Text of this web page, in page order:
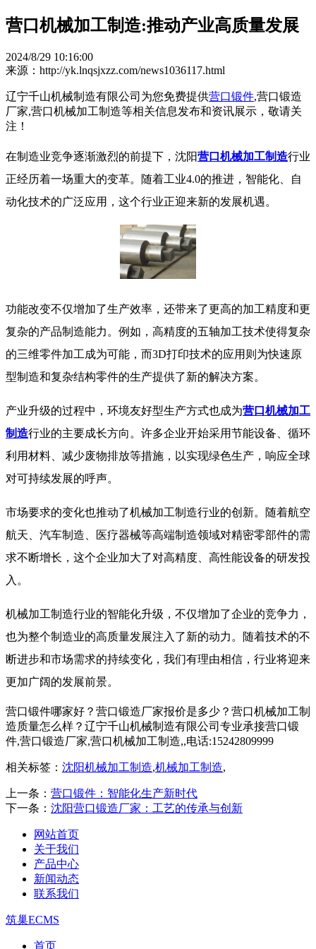
营口机械加工制造:推动产业高质量发展
2024/8/29 10:16:00
来源：http://yk.lnqsjxzz.com/news1036117.html
辽宁千山机械制造有限公司为您免费提供营口锻件,营口锻造
厂家,营口机械加工制造等相关信息发布和资讯展示，敬请关
注！
在制造业竞争逐渐激烈的前提下，沈阳营口机械加工制造行业
正经历着一场重大的变革。随着工业4.0的推进，智能化、自
动化技术的广泛应用，这个行业正迎来新的发展机遇。
功能改变不仅增加了生产效率，还带来了更高的加工精度和更
复杂的产品制造能力。例如，高精度的五轴加工技术使得复杂
的三维零件加工成为可能，而3D打印技术的应用则为快速原
型制造和复杂结构零件的生产提供了新的解决方案。
产业升级的过程中，环境友好型生产方式也成为营口机械加工
制造行业的主要成长方向。许多企业开始采用节能设备、循环
利用材料、减少废物排放等措施，以实现绿色生产，响应全球
对可持续发展的呼声。
市场要求的变化也推动了机械加工制造行业的创新。随着航空
航天、汽车制造、医疗器械等高端制造领域对精密零部件的需
求不断增长，这个企业加大了对高精度、高性能设备的研发投
入。
机械加工制造行业的智能化升级，不仅增加了企业的竞争力，
也为整个制造业的高质量发展注入了新的动力。随着技术的不
断进步和市场需求的持续变化，我们有理由相信，行业将迎来
更加广阔的发展前景。
营口锻件哪家好？营口锻造厂家报价是多少？营口机械加工制
造质量怎么样？辽宁千山机械制造有限公司专业承接营口锻
件,营口锻造厂家,营口机械加工制造,,电话:15242809999
相关标签： 沈阳机械加工制造,机械加工制造,
上一条： 营口锻件：智能化生产新时代
下一条： 沈阳营口锻造厂家：工艺的传承与创新
网站首页
关于我们
产品中心
新闻动态
联系我们
筑巢ECMS
首页